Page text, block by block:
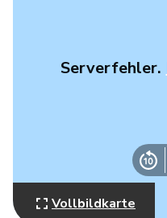
Serverfehler.
Vollbildkarte